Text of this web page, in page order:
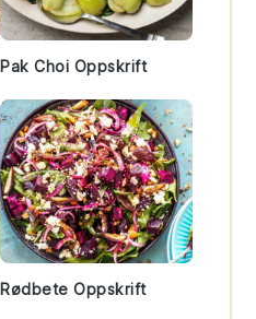
Pak Choi Oppskrift
Rødbete Oppskrift